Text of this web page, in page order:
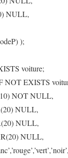
NULL,
);
voiture;
EXISTS
NOT NULL,
NULL,
NULL,
NULL,